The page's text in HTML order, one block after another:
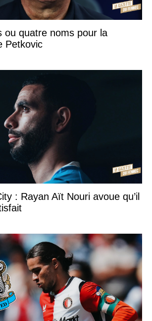
ou quatre noms pour la
Petkovic
: Rayan Aït Nouri avoue qu’il